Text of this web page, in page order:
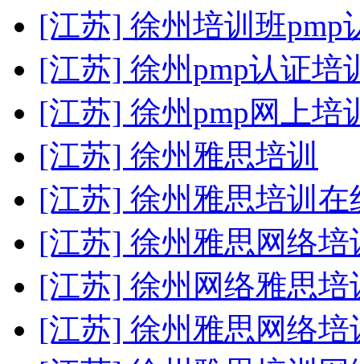
[江苏] 徐州培训班pmp
[江苏] 徐州pmp认证培
[江苏] 徐州pmp网上培
[江苏] 徐州雅思培训
[江苏] 徐州雅思培训在
[江苏] 徐州雅思网络培
[江苏] 徐州网络雅思培
[江苏] 徐州雅思网络培